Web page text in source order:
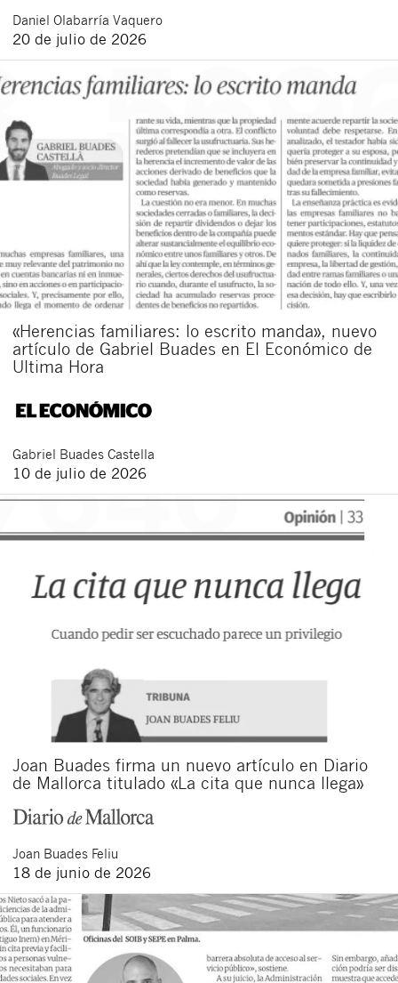
Daniel Olabarría Vaquero
20 de julio de 2026
«Herencias familiares: lo escrito manda», nuevo
artículo de Gabriel Buades en El Económico de
Ultima Hora
Gabriel Buades Castella
10 de julio de 2026
Joan Buades firma un nuevo artículo en Diario
de Mallorca titulado «La cita que nunca llega»
Joan Buades Feliu
18 de junio de 2026